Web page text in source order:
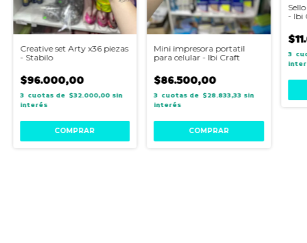
Creative set Arty x36 piezas
- Stabilo
$96.000,00
3 $32.000,00 sin
interés
Mini impresora portatil
para celular - Ibi Craft
$86.500,00
3 $28.833,33 sin
interés
- Ibi
3